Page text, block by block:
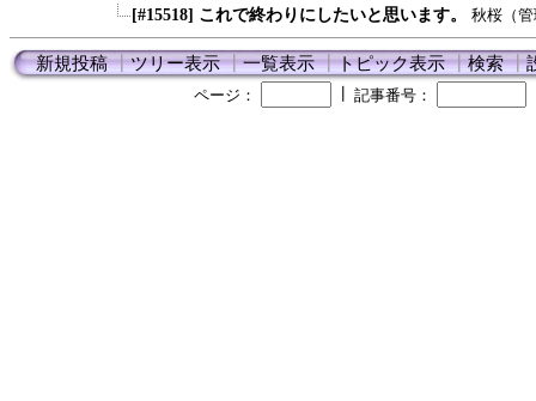
[#15518] これで終わりにしたいと思います。 秋桜（
新規投稿┃ツリー表示┃一覧表示┃トピック表示┃検索┃
ページ： 記事番号：